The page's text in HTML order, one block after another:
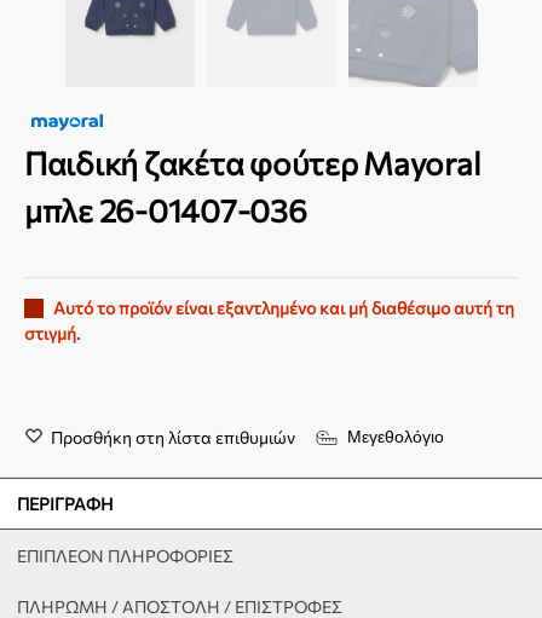
Παιδική ζακέτα φούτερ Mayoral
μπλε 26-01407-036
Αυτό το προϊόν είναι εξαντλημένο και μή διαθέσιμο αυτή τη
στιγμή.
Προσθήκη στη λίστα επιθυμιών Μεγεθολόγιο
ΠΕΡΙΓΡΑΦΉ
ΕΠΙΠΛΈΟΝ ΠΛΗΡΟΦΟΡΊΕΣ
ΠΛΗΡΩΜΗ / ΑΠΟΣΤΟΛΗ / ΕΠΙΣΤΡΟΦΕΣ